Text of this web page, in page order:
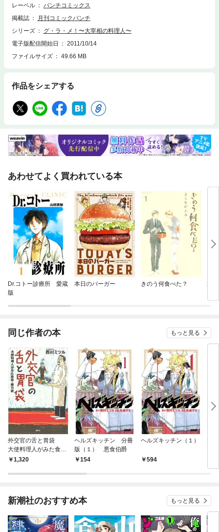
レーベル
バンチコミックス
掲載誌
月刊コミックバンチ
シリーズ
グ・ラ・メ！〜大宰相の料理人〜
電子版配信開始日
2011/10/14
ファイルサイズ
49.66 MB
作品をシェアする
あわせてよく買われている本
Dr.コトー診療所 愛蔵
版
本日のバーガー きのう何食べた？ 週
同じ作者の本 もっと見る
外交官の舌と胃袋
大使料理人がみた食
欲・権力欲
1,320
ヘルズキッチン 分冊
版（１） 悪食伯爵
154
ヘルズキッチン（１）
594
新潮社のおすすめ本 もっと見る